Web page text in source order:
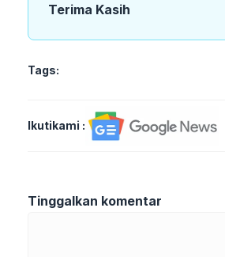
Terima Kasih
Tags:
Ikutikami :
Tinggalkan komentar